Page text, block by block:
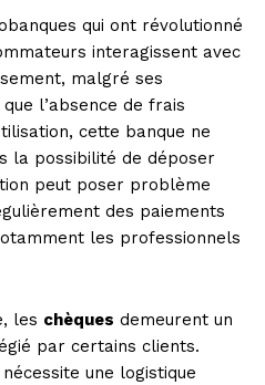
qui ont révolutionné
interagissent avec
malgré ses
l’absence de frais
cette banque ne
la possibilité de déposer
peut poser problème
des paiements
les professionnels
les chèques demeurent un
par certains clients.
une logistique